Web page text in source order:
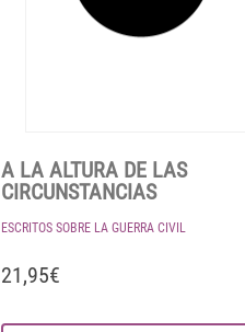
A LA ALTURA DE LAS
CIRCUNSTANCIAS
ESCRITOS SOBRE LA GUERRA CIVIL
21,95€